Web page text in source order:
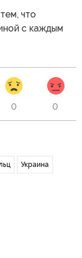
что
с каждым
0 0
Украина